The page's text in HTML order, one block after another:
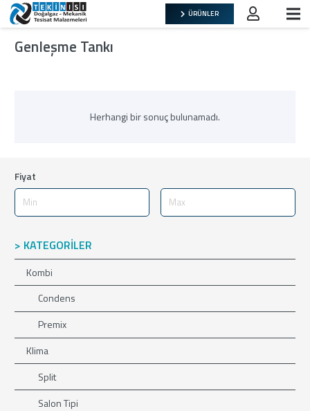
ÜRÜNLER
Fiyat
> KATEGORİLER
Kombi
Condens
Premix
Klima
Split
Salon Tipi
Genleşme Tankı
Herhangi bir sonuç bulunamadı.